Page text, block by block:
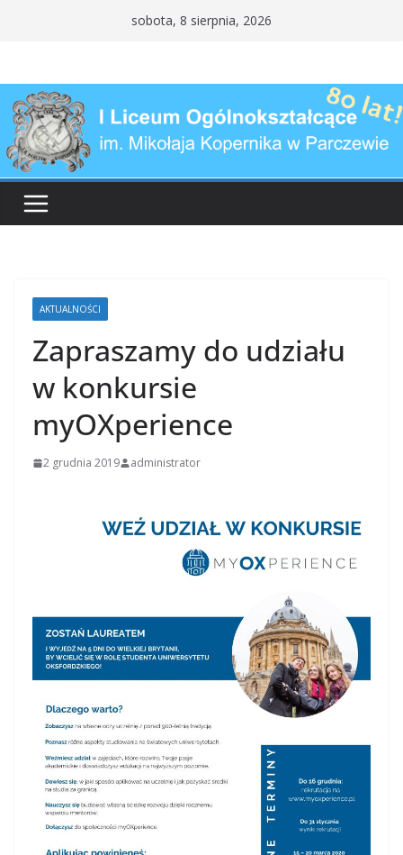
sobota, 8 sierpnia, 2026
AKTUALNOŚCI
Zapraszamy do udziału
w konkursie
myOXperience
2 grudnia 2019 administrator